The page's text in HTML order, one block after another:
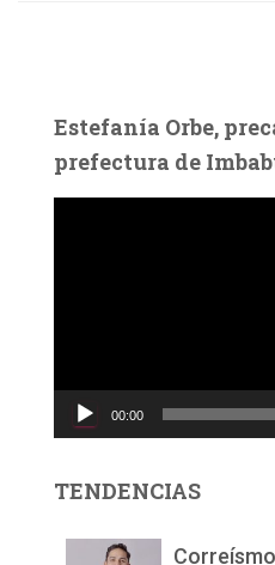
Estefanía Orbe,
prefectura de
c
d
00:00
TENDENCIAS